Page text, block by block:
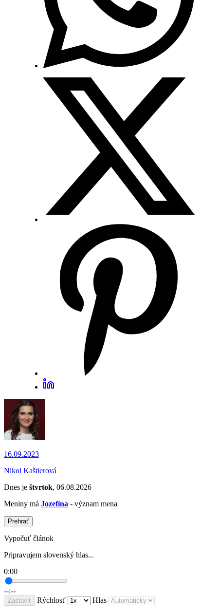
16.09.2023
Nikol Kaštierová
Dnes je štvrtok, 06.08.2026
Meniny má Jozefína - význam mena
Prehrať
Vypočuť článok
Pripravujem slovenský hlas...
0:00
--:--
Zastaviť Rýchlosť Hlas